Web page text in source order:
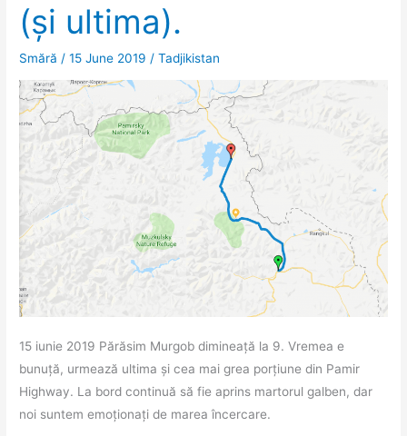
(și ultima).
Smără /15 June 2019 /Tadjikistan
15 iunie 2019 Părăsim Murgob dimineață la 9. Vremea e
bunuță, urmează ultima și cea mai grea porțiune din Pamir
Highway. La bord continuă să fie aprins martorul galben, dar
noi suntem emoționați de marea încercare.